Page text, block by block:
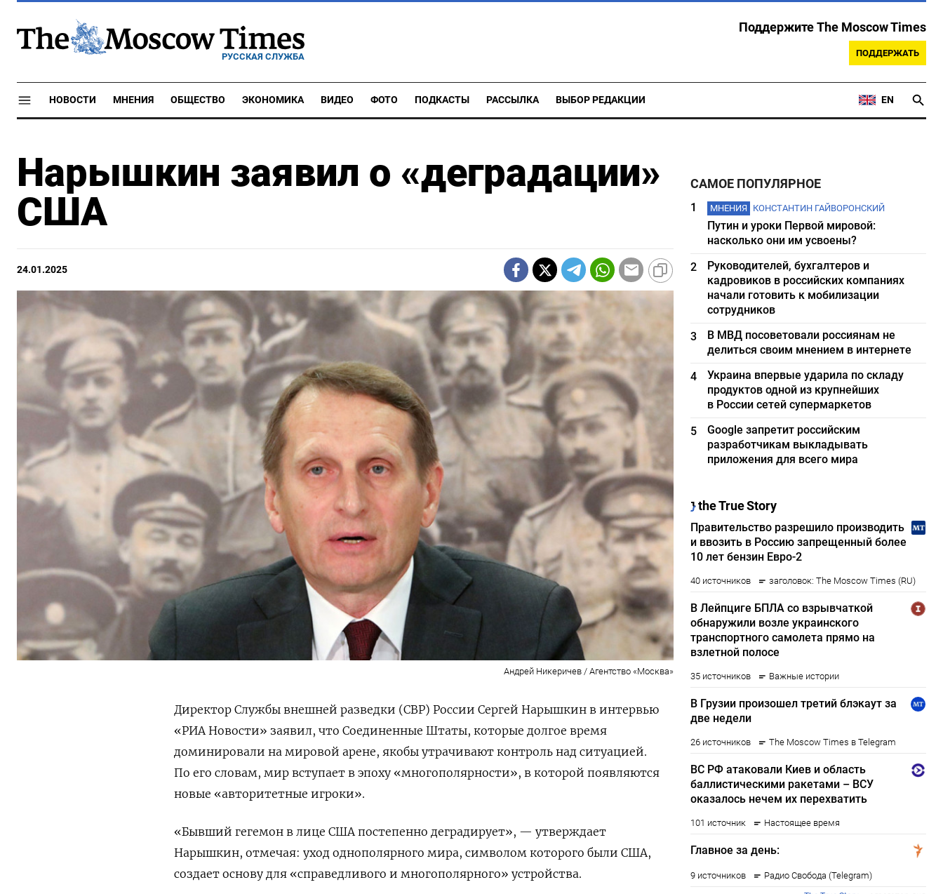
РУССКАЯ СЛУЖБА
Поддержите The Moscow Times
ПОДДЕРЖАТЬ
НОВОСТИ МНЕНИЯ ОБЩЕСТВО ЭКОНОМИКА ВИДЕО ФОТО ПОДКАСТЫ РАССЫЛКА ВЫБОР РЕДАКЦИИ EN
Нарышкин заявил о «деградации»
США
24.01.2025
Андрей Никеричев / Агентство «Москва»
Директор Службы внешней разведки (СВР) России Сергей Нарышкин в интервью
«РИА Новости» заявил, что Соединенные Штаты, которые долгое время
доминировали на мировой арене, якобы утрачивают контроль над ситуацией.
По его словам, мир вступает в эпоху «многополярности», в которой появляются
новые «авторитетные игроки».
«Бывший гегемон в лице США постепенно деградирует», — утверждает
Нарышкин, отмечая: уход однополярного мира, символом которого были США,
создает основу для «справедливого и многополярного» устройства.
САМОЕ ПОПУЛЯРНОЕ
1 МНЕНИЯ КОНСТАНТИН ГАЙВОРОНСКИЙ
Путин и уроки Первой мировой:
насколько они им усвоены?
2
Руководителей, бухгалтеров и
кадровиков в российских компаниях
начали готовить к мобилизации
сотрудников
3
В МВД посоветовали россиянам не
делиться своим мнением в интернете
4
Украина впервые ударила по складу
продуктов одной из крупнейших
в России сетей супермаркетов
5
Google запретит российским
разработчикам выкладывать
приложения для всего мира